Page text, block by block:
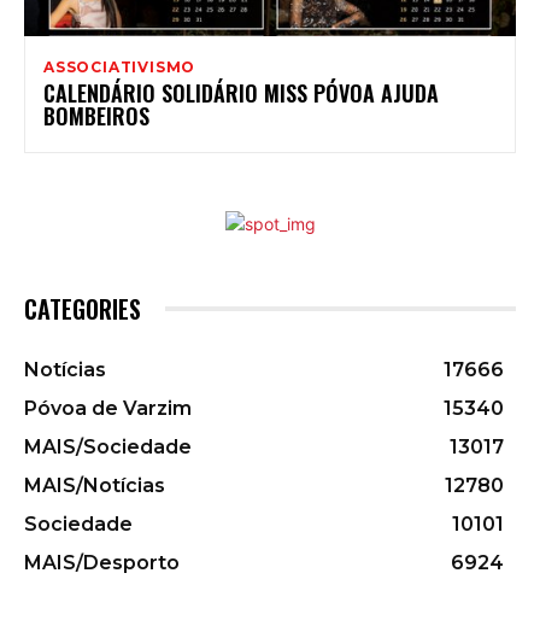
ASSOCIATIVISMO
CALENDÁRIO SOLIDÁRIO MISS PÓVOA AJUDA
BOMBEIROS
CATEGORIES
Notícias
17666
Póvoa de Varzim
15340
MAIS/Sociedade
13017
MAIS/Notícias
12780
Sociedade
10101
MAIS/Desporto
6924